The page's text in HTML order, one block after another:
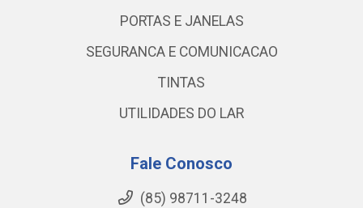
PORTAS E JANELAS
SEGURANCA E COMUNICACAO
TINTAS
UTILIDADES DO LAR
Fale Conosco
(85) 98711-3248